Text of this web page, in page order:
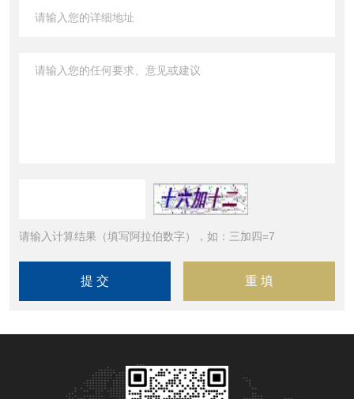
请输入计算结果（填写阿拉伯数字），如：三加四=7